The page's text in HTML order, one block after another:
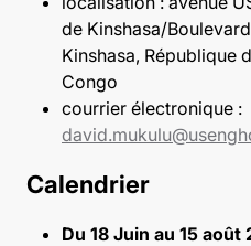
de Kinshasa/
Kinshasa, République
Congo
courrier électronique :
Calendrier
Du 18 Juin au 15 août